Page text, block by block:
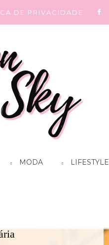
DE PRIVACIDADE
MODA LIFESTYLE